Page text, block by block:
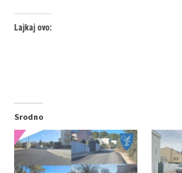
Lajkaj ovo:
Srodno